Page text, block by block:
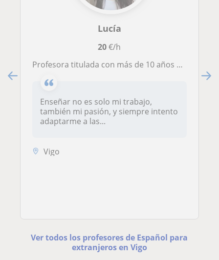
Lucía
20€/h
Profesora titulada con más de 10 años de experiencia. Doy clases tanto online como presencial en Vigo.
Enseñar no es solo mi trabajo,
también mi pasión, y siempre intento
adaptarme a las...
Vigo
Ver todos los profesores de Español para
extranjeros en Vigo